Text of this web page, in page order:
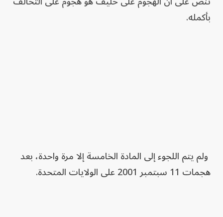
بأكمله.
ولم يتم اللجوء إلى المادة الخامسة إلا مرة واحدة، بعد
هجمات 11 سبتمبر 2001 على الولايات المتحدة.